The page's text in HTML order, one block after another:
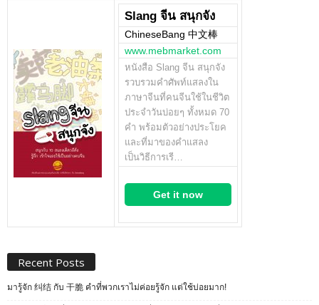
Slang จีน สนุกจัง
ChineseBang 中文棒
www.mebmarket.com
หนังสือ Slang จีน สนุกจัง
รวบรวมคำศัพท์แสลงใน
ภาษาจีนที่คนจีนใช้ในชีวิต
ประจำวันบ่อยๆ ทั้งหมด 70
คำ พร้อมตัวอย่างประโยค
และที่มาของคำแสลง
เป็นวิธีการเรี…
Get it now
Recent Posts
มารู้จัก 纠结 กับ 干脆 คำที่พวกเราไม่ค่อยรู้จัก แต่ใช้บ่อยมาก!